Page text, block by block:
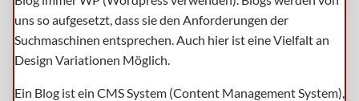
uns so aufgesetzt, dass sie den Anforderungen der
Suchmaschinen entsprechen. Auch hier ist eine Vielfalt an
Design Variationen Möglich.
Ein Blog ist ein CMS System (Content Management System),